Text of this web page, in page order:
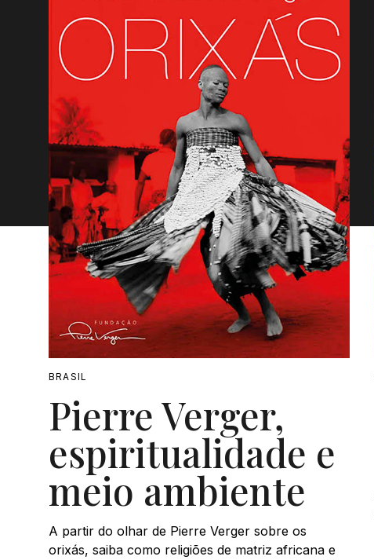
BRASIL
Pierre Verger,
espiritualidade e
meio ambiente
A partir do olhar de Pierre Verger sobre os
orixás, saiba como religiões de matriz africana e